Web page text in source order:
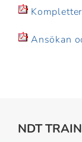
Ansökan
NDT